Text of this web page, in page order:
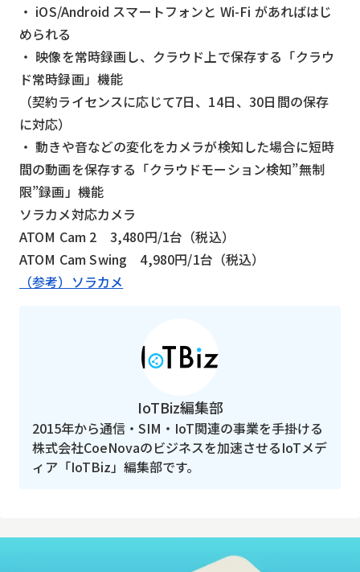
・ iOS/Android スマートフォンと Wi-Fi があればはじ
められる
・ 映像を常時録画し、クラウド上で保存する「クラウ
ド常時録画」機能
（契約ライセンスに応じて7日、14日、30日間の保存
に対応）
・ 動きや音などの変化をカメラが検知した場合に短時
間の動画を保存する「クラウドモーション検知”無制
限”録画」機能
ソラカメ対応カメラ
ATOM Cam 2 3,480円/1台（税込）
ATOM Cam Swing 4,980円/1台（税込）
（参考）ソラカメ
IoTBiz編集部
2015年から通信・SIM・IoT関連の事業を手掛ける
株式会社CoeNovaのビジネスを加速させるIoTメデ
ィア「IoTBiz」編集部です。